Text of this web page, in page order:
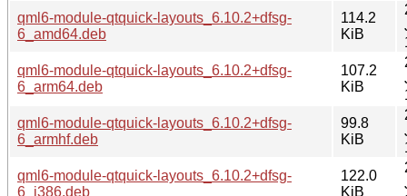
qml6-module-qtquick-layouts_6.10.2+dfsg-
6_amd64.deb
114.2
KiB
qml6-module-qtquick-layouts_6.10.2+dfsg-
6_arm64.deb
107.2
KiB
qml6-module-qtquick-layouts_6.10.2+dfsg-
6_armhf.deb
99.8
KiB
qml6-module-qtquick-layouts_6.10.2+dfsg-
6_i386.deb
122.0
KiB